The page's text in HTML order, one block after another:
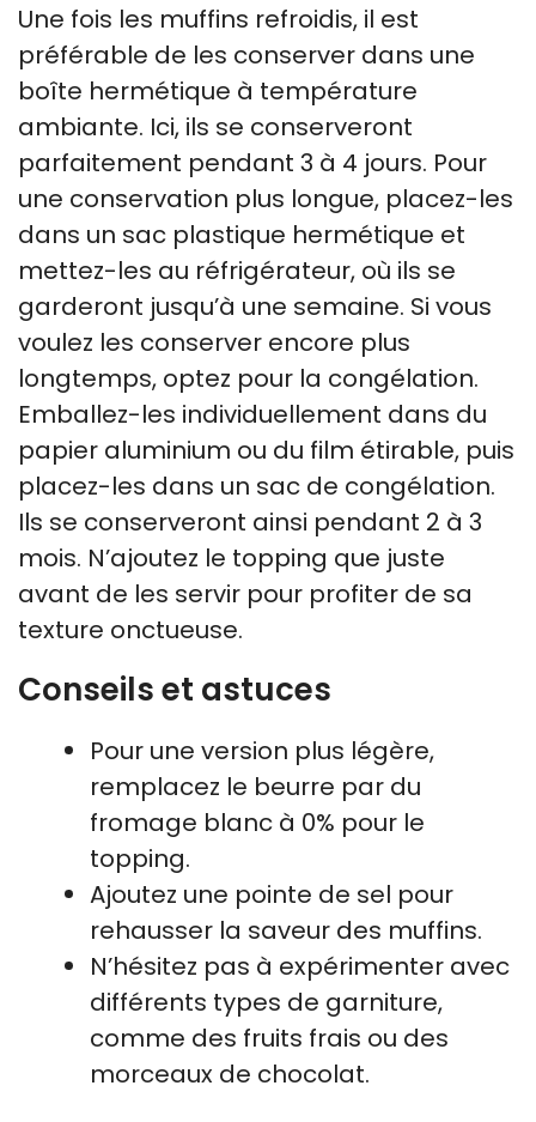
Une fois les muffins refroidis, il est
préférable de les conserver dans une
boîte hermétique à température
ambiante. Ici, ils se conserveront
parfaitement pendant 3 à 4 jours. Pour
une conservation plus longue, placez-les
dans un sac plastique hermétique et
mettez-les au réfrigérateur, où ils se
garderont jusqu’à une semaine. Si vous
voulez les conserver encore plus
longtemps, optez pour la congélation.
Emballez-les individuellement dans du
papier aluminium ou du film étirable, puis
placez-les dans un sac de congélation.
Ils se conserveront ainsi pendant 2 à 3
mois. N’ajoutez le topping que juste
avant de les servir pour profiter de sa
texture onctueuse.
Conseils et astuces
Pour une version plus légère,
remplacez le beurre par du
fromage blanc à 0% pour le
topping.
Ajoutez une pointe de sel pour
rehausser la saveur des muffins.
N’hésitez pas à expérimenter avec
différents types de garniture,
comme des fruits frais ou des
morceaux de chocolat.